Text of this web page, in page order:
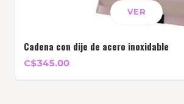
VER
Cadena con dije de acero inoxidable
C$345.00